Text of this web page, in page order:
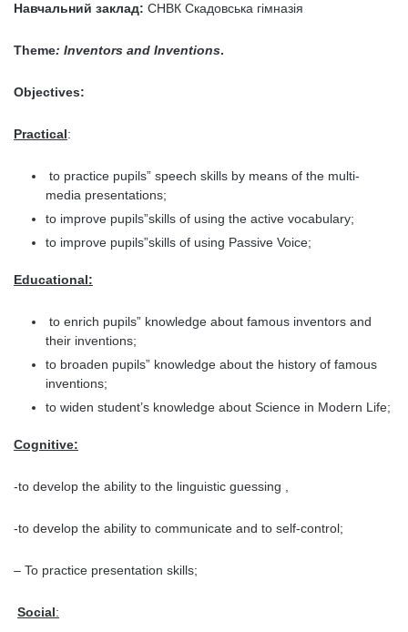
Навчальний заклад: СНВК Скадовська гімназія
Theme: Inventors and Inventions.
Objectives:
Practical:
to practice pupils” speech skills by means of the multi-
media presentations;
to improve pupils”skills of using the active vocabulary;
to improve pupils”skills of using Passive Voice;
Educational:
to enrich pupils” knowledge about famous inventors and
their inventions;
to broaden pupils” knowledge about the history of famous
inventions;
to widen student’s knowledge about Science in Modern Life;
Cognitive:
-to develop the ability to the linguistic guessing ,
-to develop the ability to communicate and to self-control;
– To practice presentation skills;
Social: